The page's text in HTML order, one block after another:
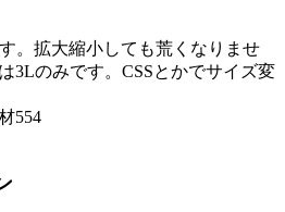
。拡大縮小しても荒くなりませ
3Lのみです。CSSとかでサイズ変